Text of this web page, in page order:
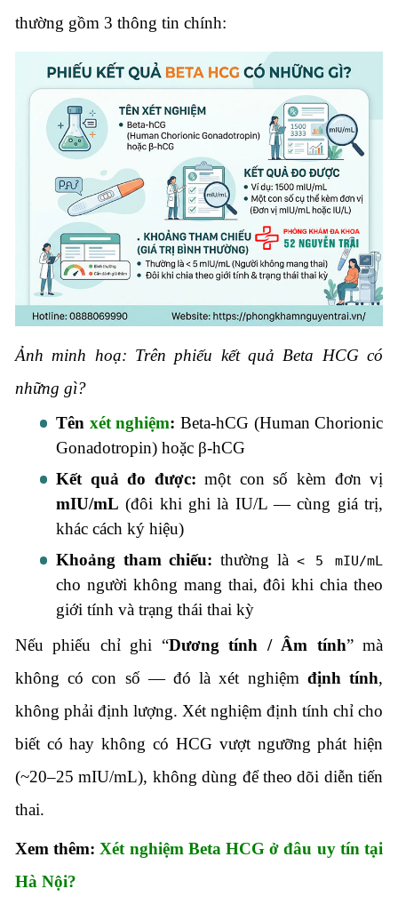
thường gồm 3 thông tin chính:
Ảnh minh hoạ: Trên phiếu kết quả Beta HCG có
những gì?
Tên xét nghiệm: Beta-hCG (Human Chorionic
Gonadotropin) hoặc β-hCG
Kết quả đo được: một con số kèm đơn vị
mIU/mL (đôi khi ghi là IU/L — cùng giá trị,
khác cách ký hiệu)
Khoảng tham chiếu: thường là < 5 mIU/mL
cho người không mang thai, đôi khi chia theo
giới tính và trạng thái thai kỳ
Nếu phiếu chỉ ghi “Dương tính / Âm tính” mà
không có con số — đó là xét nghiệm định tính,
không phải định lượng. Xét nghiệm định tính chỉ cho
biết có hay không có HCG vượt ngưỡng phát hiện
(~20–25 mIU/mL), không dùng để theo dõi diễn tiến
thai.
Xem thêm:Xét nghiệm Beta HCG ở đâu uy tín tại
Hà Nội?